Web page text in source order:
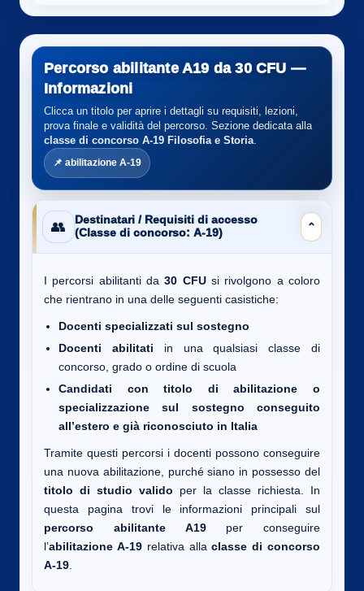
Percorso abilitante A19 da 30 CFU —
Informazioni
Clicca un titolo per aprire i dettagli su requisiti, lezioni,
prova finale e validità del percorso. Sezione dedicata alla
classe di concorso A-19 Filosofia e Storia
📌 abilitazione A-19
👥
Destinatari / Requisiti di accesso
(Classe di concorso: A-19)
⌄
I percorsi abilitanti da30 CFUsi rivolgono a coloro
che rientrano in una delle seguenti casistiche:
Docenti specializzati sul sostegno
Docenti abilitati in una qualsiasi classe di
concorso, grado o ordine di scuola
Candidati con titolo di abilitazione o
specializzazione sul sostegno conseguito
all’estero e già riconosciuto in Italia
Tramite questi percorsi i docenti possono conseguire
una nuova abilitazione, purché siano in possesso del
titolo di studio valido per la classe richiesta. In
questa pagina trovi le informazioni principali sul
percorso abilitante A19per conseguire
l’abilitazione A-19relativa allaclasse di concorso
A-19